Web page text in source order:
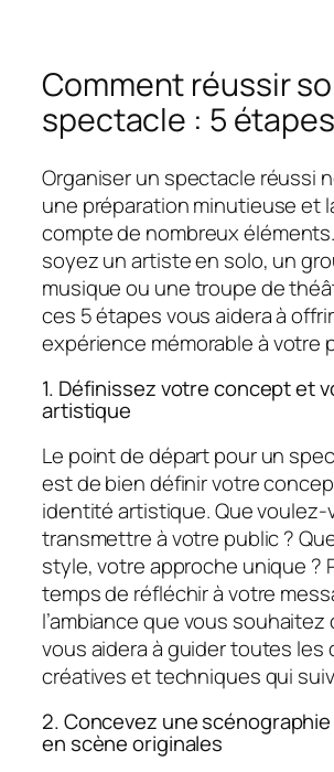
Comment réussir
spectacle : 5
Organiser un spectacle réussi
une préparation minutieuse et
compte de nombreux
soyez un artiste en solo, un
musique ou une troupe de
ces 5 étapes vous aidera à
expérience mémorable à votre
1. Définissez votre concept et
artistique
Le point de départ pour un
est de bien définir votre
identité artistique. Que voulez-
transmettre à votre public ?
style, votre approche unique ?
temps de réfléchir à votre
l’ambiance que vous souhaitez
vous aidera à guider toutes les
créatives et techniques qui
2. Concevez une
en scène originales